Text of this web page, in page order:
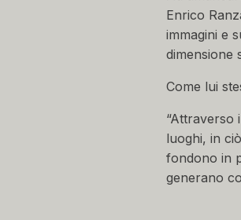
Enrico
immagini e
dimensione
Come lui
“Attraverso
luoghi, in
fondono in
generano